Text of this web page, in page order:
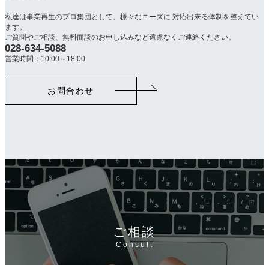
私達は事業再生のプロ集団として、様々なニーズに 対応出来る体制を整えてい
ます。
ご質問やご相談、無料面談のお申し込みなど遠慮なくご連絡ください。
カ
ラ
ク
028-634-5088
営業時間：10:00～18:00
お問合わせ
ご相談
Consult